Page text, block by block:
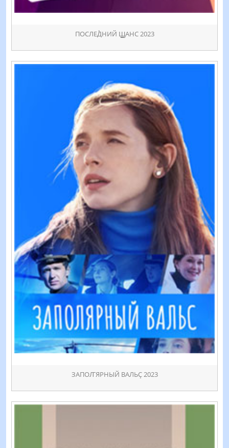
ПОСЛЕꚀНИЙ ꚖАНС 2023
ЗАПОꙤЯРНЫЙ ВАЛЬҪ 2023